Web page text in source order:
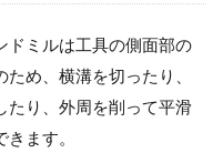
ドミルは工具の側面部の
め、横溝を切ったり、
たり、外周を削って平滑
ます。